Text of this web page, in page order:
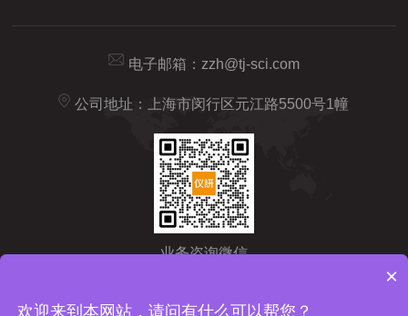
电子邮箱： zzh@tj-sci.com
公司地址：上海市闵行区元江路5500号1幢
业务咨询微信
Copyright © 2026 仪研智造（上海）药检仪器有限公司版权所有
×
欢迎来到本网站，请问有什么可以帮您？